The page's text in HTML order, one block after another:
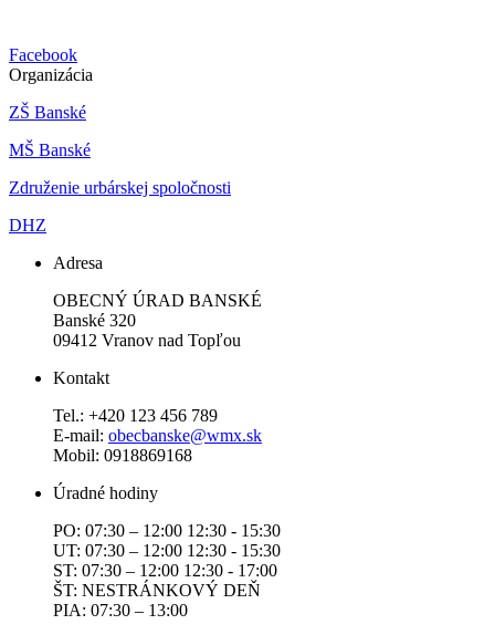
Facebook
Organizácia
ZŠ Banské
MŠ Banské
Združenie urbárskej spoločnosti
DHZ
Adresa
OBECNÝ ÚRAD BANSKÉ
Banské 320
09412 Vranov nad Topľou
Kontakt
Tel.: +420 123 456 789
E-mail: obecbanske@wmx.sk
Mobil: 0918869168
Úradné hodiny
PO: 07:30 – 12:00 12:30 - 15:30
UT: 07:30 – 12:00 12:30 - 15:30
ST: 07:30 – 12:00 12:30 - 17:00
ŠT: NESTRÁNKOVÝ DEŇ
PIA: 07:30 – 13:00